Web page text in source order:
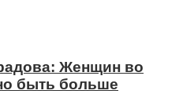
Женщин во
быть больше